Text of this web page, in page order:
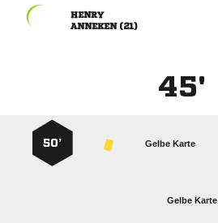

 
45'
Gelbe Karte
50’
Gelbe Karte